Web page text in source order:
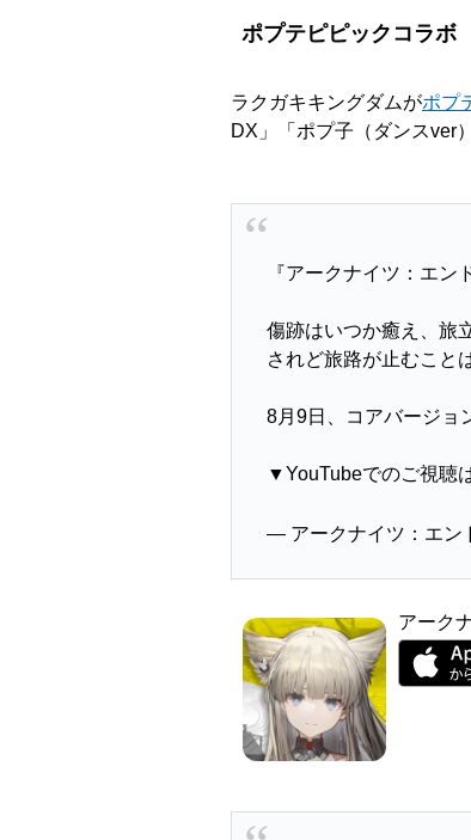
ポプテピピックコラボ
ラクガキキングダムがポプ
DX」「ポプ子（ダンスver
『アークナイツ：エ
傷跡はいつか癒え、旅
されど旅路が止むこと
8月9日、コアバージョ
▼YouTubeでのご視聴
— アークナイツ：エン
アーク